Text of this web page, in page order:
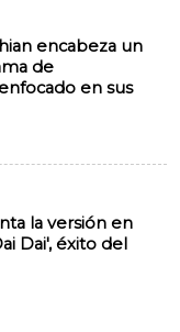
encabeza un
de
en sus
la versión en
Dai', éxito del